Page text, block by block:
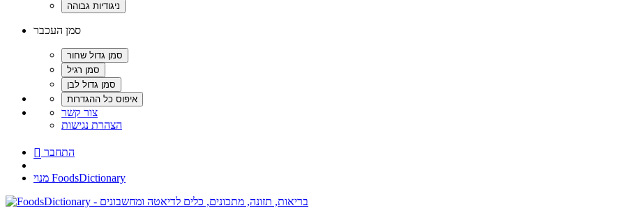
סמן העכבר
צור קשר
הצהרת נגישות
 התחבר
מנוי FoodsDictionary